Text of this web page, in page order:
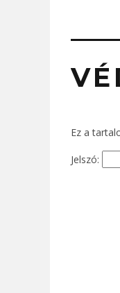
Ez a
Jelszó: